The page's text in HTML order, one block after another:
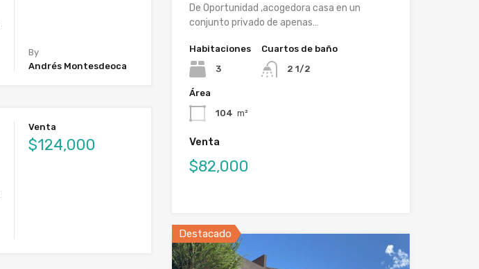
By
Andrés Montesdeoca
Venta
$124,000
De Oportunidad ,acogedora casa en un
conjunto privado de apenas…
Habitaciones
3
Cuartos de baño
2 1/2
Área
104 m²
Venta
$82,000
Destacado